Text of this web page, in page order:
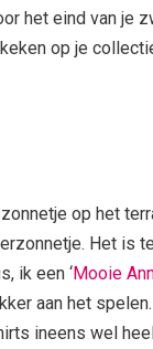
het eind van je
op je
op het
Het is
ik een ‘Mooie
aan het
ineens wel